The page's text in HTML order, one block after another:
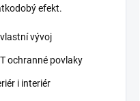
efekt.
vývoj
ochranné povlaky
i interiér